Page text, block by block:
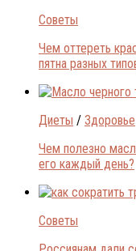
Советы
Чем оттереть
пятна разных
Диеты / Здоровье
Чем полезно
его каждый день?
Советы